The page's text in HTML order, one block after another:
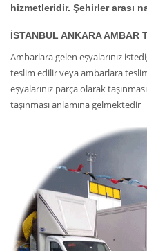
hizmetleridir. Şehirler arası
İSTANBUL ANKARA AMBAR
Ambarlara gelen eşyalarınız
teslim edilir veya ambarlara
eşyalarınız parça olarak
taşınması anlamına gelmektedir